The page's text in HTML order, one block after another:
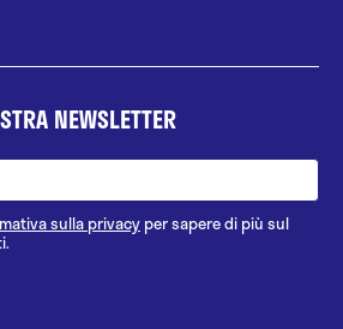
NEWSLETTER
sulla privacyper sapere di più sul